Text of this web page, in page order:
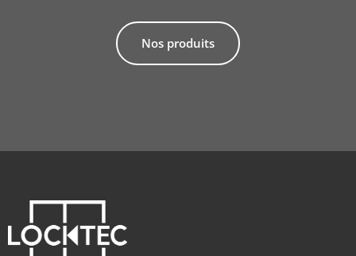
Nos produits